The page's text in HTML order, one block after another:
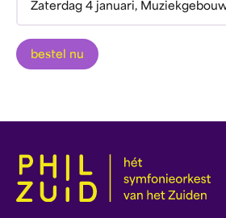
bestel nu